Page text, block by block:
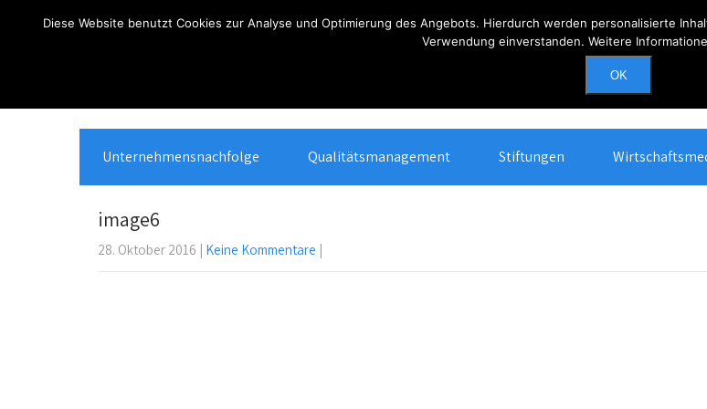
Erreichbarkeit
Unternehmensnachfolge Qualitätsmanagement Stiftungen
image6
28. Oktober 2016 | Keine Kommentare |
Diese Website benutzt Cookies zur Analyse und Optimierung des Angebots. Hierdurch werden personalisierte
Verwendung einverstanden. Weitere
OK